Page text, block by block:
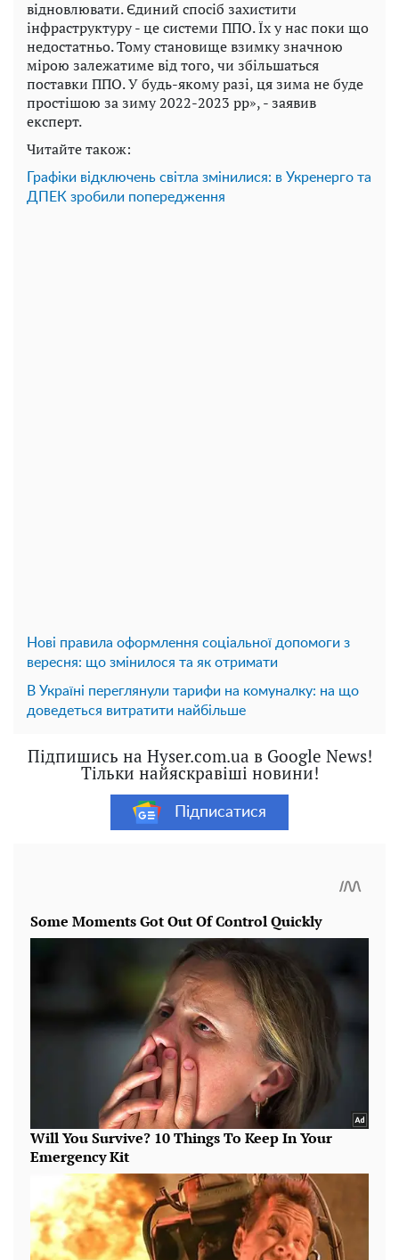
відновлювати. Єдиний спосіб захистити
інфраструктуру - це системи ППО. Їх у нас поки що
недостатньо. Тому становище взимку значною
мірою залежатиме від того, чи збільшаться
поставки ППО. У будь-якому разі, ця зима не буде
простішою за зиму 2022-2023 рр», - заявив
експерт.
Читайте також:
Графіки відключень світла змінилися: в Укренерго та
ДПЕК зробили попередження
Нові правила оформлення соціальної допомоги з
вересня: що змінилося та як отримати
В Україні переглянули тарифи на комуналку: на що
доведеться витратити найбільше
Підпишись на Hyser.com.ua в Google News!
Тільки найяскравіші новини!
Підписатися